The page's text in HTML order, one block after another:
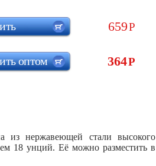
659Р
364Р
оптом
из нержавеющей стали высокого
18 унций. Её можно разместить в